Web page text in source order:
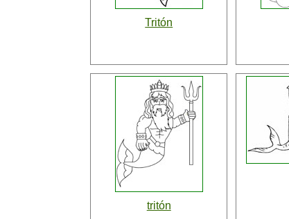
Tritón
tritón